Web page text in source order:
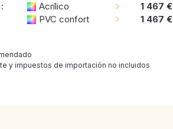
Acrílico 1 467 €
PVC confort
1 467 €
y impuestos de importación no incluidos